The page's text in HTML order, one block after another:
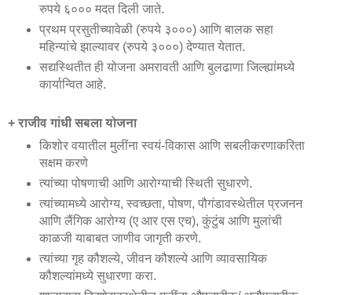
रुपये ६००० मदत दिली जाते.
प्रथम प्रसुतीच्यावेळी (रुपये ३०००) आणि बालक सहा
महिन्यांचे झाल्यावर (रुपये ३०००) देण्यात येतात.
सद्यस्थितीत ही योजना अमरावती आणि बुलढाणा जिल्ह्यांमध्ये
कार्यान्वित आहे.
+ राजीव गांधी सबला योजना
किशोर वयातील मुलींना स्वयं-विकास आणि सबलीकरणाकरिता
सक्षम करणे
त्यांच्या पोषणाची आणि आरोग्याची स्थिती सुधारणे.
त्यांच्यामध्ये आरोग्य, स्वच्छता, पोषण, पौगंडावस्थेतील प्रजनन
आणि लैंगिक आरोग्य (ए आर एस एच), कुंटुंब आणि मुलांची
काळजी याबाबत जाणीव जागृती करणे.
त्यांच्या गृह कौशल्ये, जीवन कौशल्ये आणि व्यावसायिक
कौशल्यांमध्ये सुधारणा करा.